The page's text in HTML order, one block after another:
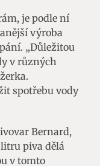
je podle ní
výroba
„Důležitou
v různých
spotřebu vody
Bernard,
piva dělá
v tomto